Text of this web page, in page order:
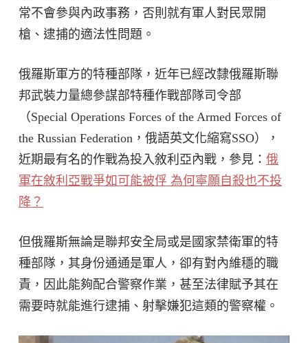
常不會參與內政事務，否則就有軍人對民眾開
槍、逮捕的適法性問題。
俄羅斯軍方的特種部隊，近年已經改隸俄羅斯聯
邦武裝力量總參謀部特種作戰部隊司令部
（Special Operations Forces of the Armed Forces of
the Russian Federation，俄語英文化縮寫SSO），
近期最有名的作戰為投入敘利亞內戰，參見： 俄
軍在敘利亞戰爭如可能被俘 為何寧願自殺也不投
降？
但俄羅斯無論是聯邦安全局或是國家禁衛軍的特
種部隊，其身份通通是軍人，卻有對內維穩的職
責，因此能夠配合警察作業，甚至法律賦予其在
需要時就能進行逮捕、射擊嫌犯這類的警察權。